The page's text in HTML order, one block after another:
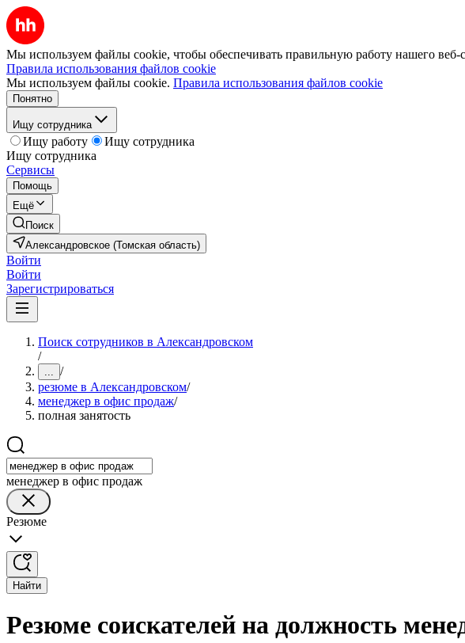
Мы используем файлы cookie, чтобы обеспечивать правильную работу нашего веб-
Правила использования файлов cookie
Мы используем файлы cookie. Правила использования файлов cookie
Понятно
Ищу сотрудника
Ищу работу
Ищу сотрудника
Ищу сотрудника
Сервисы
Помощь
Ещё
Поиск
Александровское (Томская область)
Войти
Войти
Зарегистрироваться
Поиск сотрудников в Александровском
/
... /
резюме в Александровском/
менеджер в офис продаж/
полная занятость
менеджер в офис продаж
Резюме
Найти
Резюме соискателей на должность